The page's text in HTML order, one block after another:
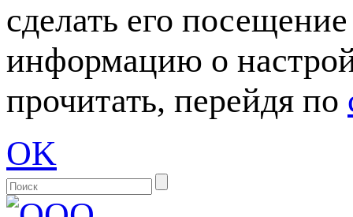
сделать его
информацию о
прочитать, перейдя по
OK